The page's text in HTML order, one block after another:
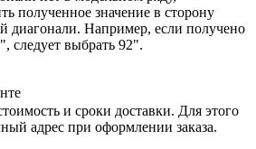
полученное значение в сторону
диагонали. Например, если получено
следует выбрать 92".
и сроки доставки. Для этого
адрес при оформлении заказа.